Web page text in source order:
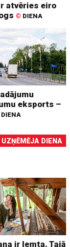
atvēries eiro
© DIENA
eksports –
DIENA
UZŅĒMĒJA DIENA
ir lemta. Tajā